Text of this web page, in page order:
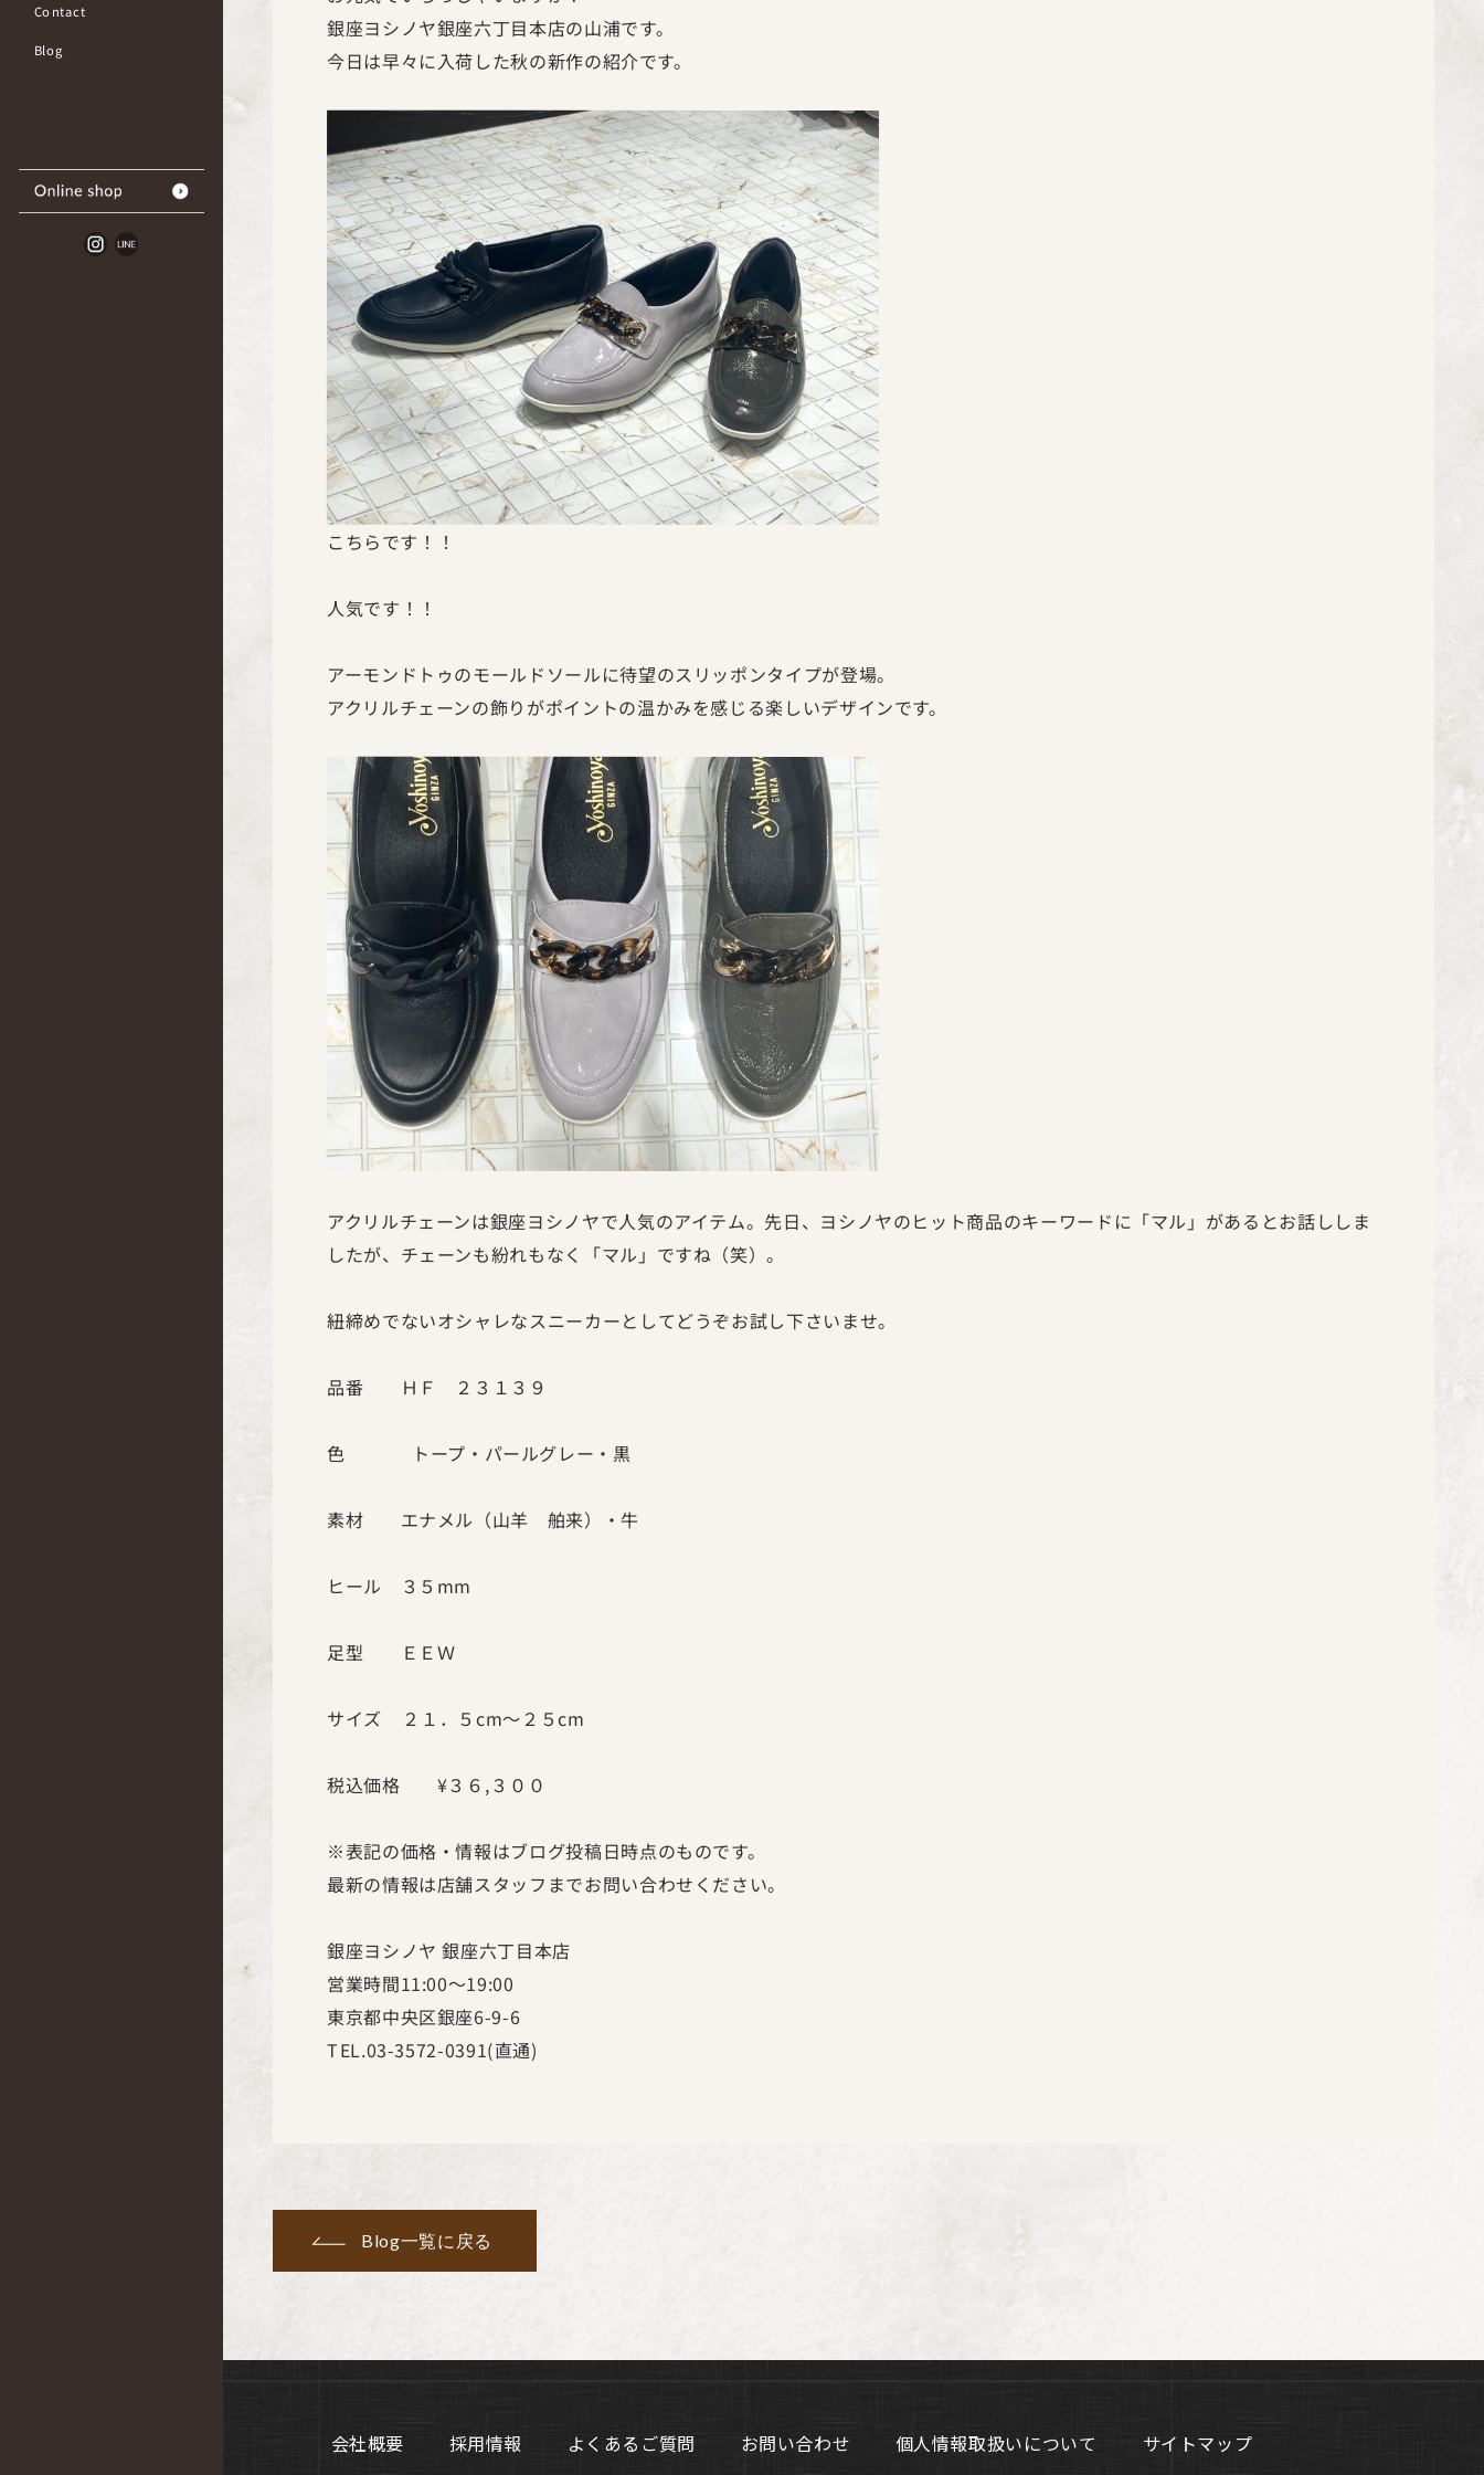
Contact
Blog
銀座ヨシノヤ銀座六丁目本店の山浦です。
今日は早々に入荷した秋の新作の紹介です。
こちらです！！
人気です！！
アーモンドトゥのモールドソールに待望のスリッポンタイプが登場。
アクリルチェーンの飾りがポイントの温かみを感じる楽しいデザインです。
アクリルチェーンは銀座ヨシノヤで人気のアイテム。先日、ヨシノヤのヒット商品のキーワードに「マル」があるとお話ししま
したが、チェーンも紛れもなく「マル」ですね（笑）。
紐締めでないオシャレなスニーカーとしてどうぞお試し下さいませ。
品番 ＨＦ ２３１３９
色 トープ・パールグレー・黒
素材 エナメル（山羊 舶来）・牛
ヒール ３５mm
足型 ＥＥＷ
サイズ ２１．５cm〜２５cm
税込価格 ¥３６,３００
※表記の価格・情報はブログ投稿日時点のものです。
最新の情報は店舗スタッフまでお問い合わせください。
銀座ヨシノヤ 銀座六丁目本店
営業時間11:00～19:00
東京都中央区銀座6-9-6
TEL.03-3572-0391(直通)
Blog一覧に戻る
会社概要 採用情報 よくあるご質問 お問い合わせ 個人情報取扱いについて サイトマップ